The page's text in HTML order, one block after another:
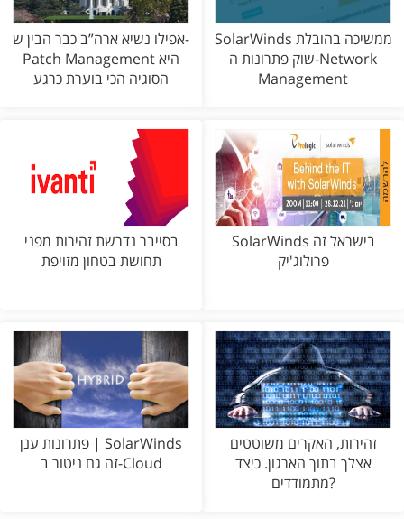
SolarWinds ממשיכה בהובלת
שוק פתרונות ה-Network
Management
אפילו נשיא ארה”ב כבר הבין ש-
Patch Management היא
הסוגיה הכי בוערת כרגע
SolarWinds בישראל זה
פרולוג'יק
בסייבר נדרשת זהירות מפני
תחושת בטחון מזויפת
זהירות, האקרים משוטטים
אצלך בתוך הארגון. כיצד
מתמודדים?
פתרונות ענן | SolarWinds
זה גם ניטור ב-Cloud